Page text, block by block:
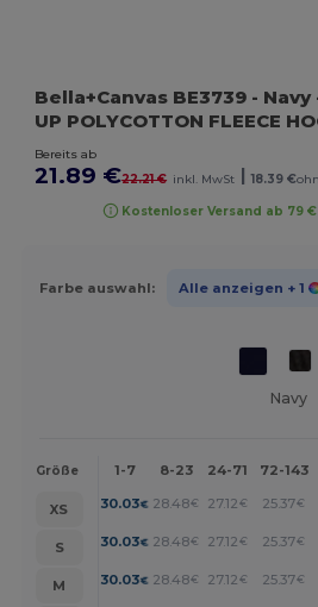
Bella+Canvas BE3739 - Navy
UP POLYCOTTON FLEECE
Bereits ab
21.89 €22.21 € inkl. MwSt | 18.39 €
Kostenloser Versand ab 79
Farbe auswahl: Alle anzeigen + 1
Navy
Größe 1-7 8-23 24-71 72-143
XS 30.03€ 28.48€ 27.12€ 25.37€
S
30.03€ 28.48€ 27.12€ 25.37€
M
30.03€ 28.48€ 27.12€ 25.37€